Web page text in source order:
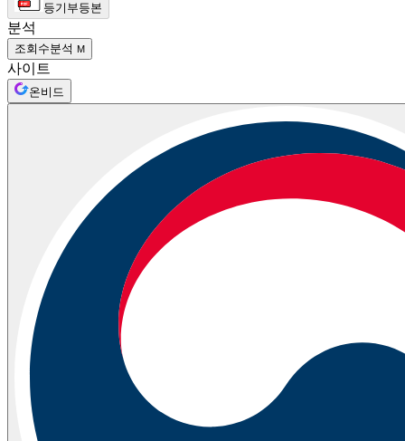
등기부등본
분석
조회수분석 M
사이트
온비드